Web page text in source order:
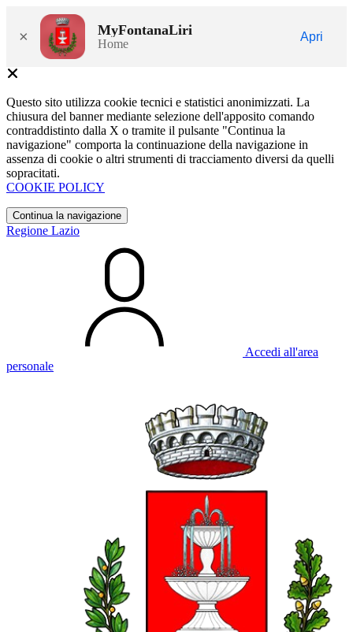
× MyFontanaLiri
Home
Apri
Questo sito utilizza cookie tecnici e statistici anonimizzati. La
chiusura del banner mediante selezione dell'apposito comando
contraddistinto dalla X o tramite il pulsante "Continua la
navigazione" comporta la continuazione della navigazione in
assenza di cookie o altri strumenti di tracciamento diversi da quelli
sopracitati.
COOKIE POLICY
Continua la navigazione
Regione Lazio
Accedi all'area
personale